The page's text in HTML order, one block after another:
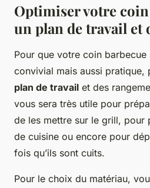
Optimiser votre coin
un plan de travail et
Pour que votre coin barbecue
convivial mais aussi pratique,
plan de travail et des
vous sera très utile pour
de les mettre sur le grill, pour
de cuisine ou encore pour
fois qu’ils sont cuits.
Pour le choix du matériau,